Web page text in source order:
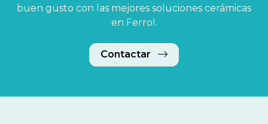
buen gusto con las mejores soluciones cerámicas
en Ferrol.
Contactar